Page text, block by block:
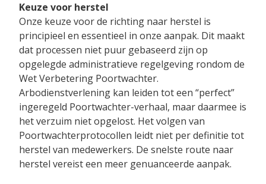
Keuze voor herstel
Onze keuze voor de richting naar herstel is
principieel en essentieel in onze aanpak. Dit maakt
dat processen niet puur gebaseerd zijn op
opgelegde administratieve regelgeving rondom de
Wet Verbetering Poortwachter.
Arbodienstverlening kan leiden tot een “perfect”
ingeregeld Poortwachter-verhaal, maar daarmee is
het verzuim niet opgelost. Het volgen van
Poortwachterprotocollen leidt niet per definitie tot
herstel van medewerkers. De snelste route naar
herstel vereist een meer genuanceerde aanpak.